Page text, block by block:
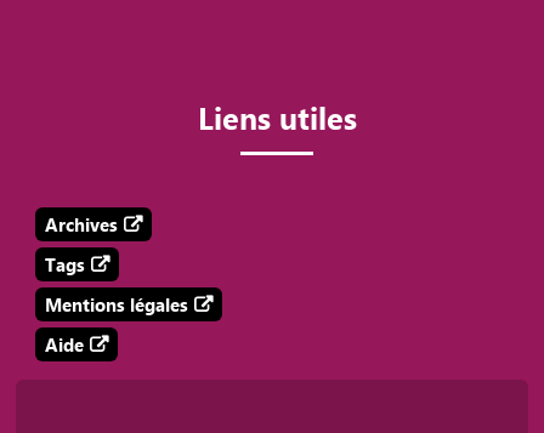
Liens utiles
Archives
Tags
Mentions légales
Aide